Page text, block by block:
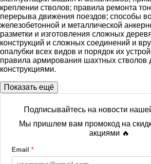
креплении стволов; правила ремонта
перерыва движения поездов; способы
железобетонной и металлической
разметки и изготовления сложных
конструкций и сложных соединений и
опалубки всех видов и порядок их
правила армирования шахтных стволов
конструкциями.
Показать ещё
Подписывайтесь на новости
Мы пришлем вам промокод на
акциями 🔥
Email *